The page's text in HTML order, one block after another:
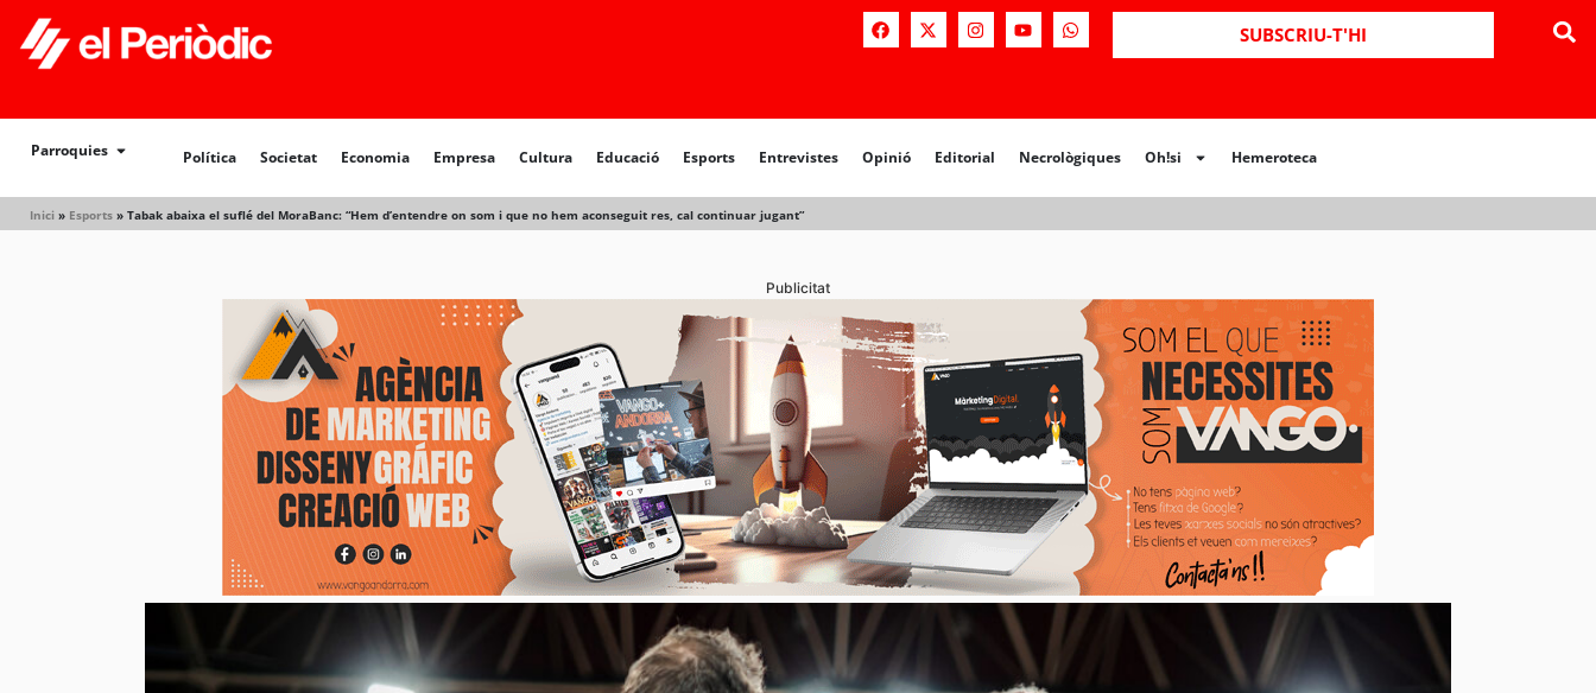
SUBSCRIU-T'HI
Parroquies Política Societat Economia Empresa Cultura Educació Esports Entrevistes Opinió Editorial Necrològiques Oh!si Hemeroteca
Inici » Esports » Tabak abaixa el suflé del MoraBanc: “Hem d’entendre on som i que no hem aconseguit res, cal continuar jugant”
Política Societat Opinió Editorial Necrològiques Hemeroteca
Publicitat